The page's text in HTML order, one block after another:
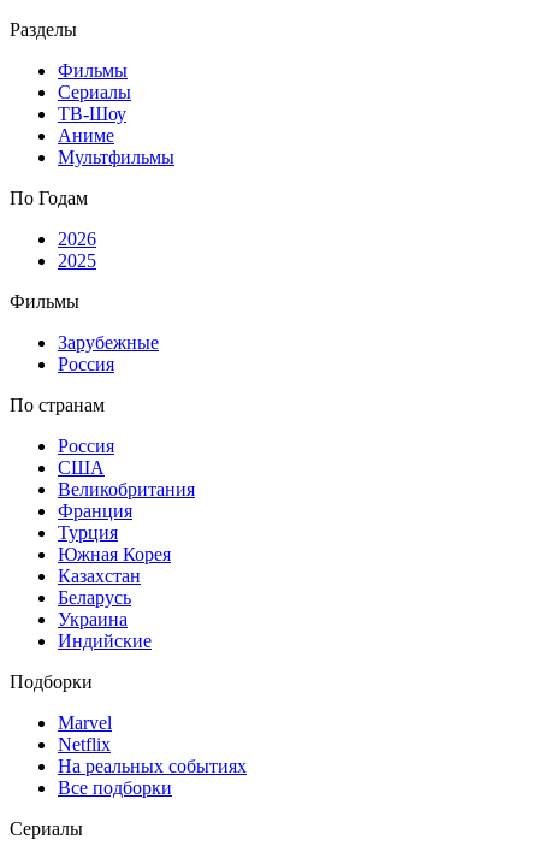
Разделы
Фильмы
Сериалы
ТВ-Шоу
Аниме
Мультфильмы
По Годам
2026
2025
Фильмы
Зарубежные
Россия
По странам
Россия
США
Великобритания
Франция
Турция
Южная Корея
Казахстан
Беларусь
Украина
Индийские
Подборки
Marvel
Netflix
На реальных событиях
Все подборки
Сериалы